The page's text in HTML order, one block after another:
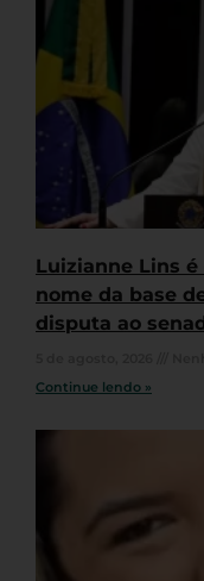
Luizianne Lins
nome da base
disputa ao
Continue lendo »